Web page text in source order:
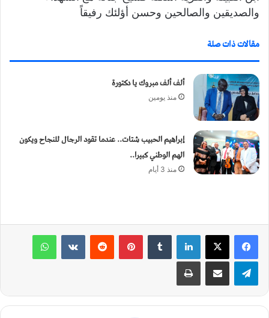
والصديقين والصالحين وحسن أؤلئك رفيقاً
مقالات ذات صلة
ألف ألف مبروك يا دكتورة
منذ يومين
إبراهيم الحبيب شتات.. عندما تقود الرجال للنجاح ويكون
الهم الوطني كبيرا..
منذ 3 أيام
لينكدإن بينتيريست